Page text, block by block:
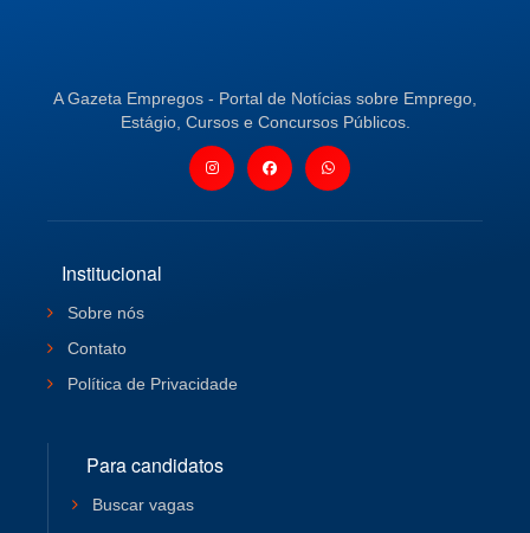
A Gazeta Empregos - Portal de Notícias sobre Emprego,
Estágio, Cursos e Concursos Públicos.
Institucional
Sobre nós
Contato
Política de Privacidade
Para candidatos
Buscar vagas